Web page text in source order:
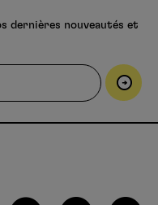
dernières nouveautés et